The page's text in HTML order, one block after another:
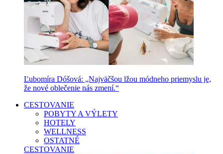
Ľubomíra Dóšová: „Najväčšou lžou módneho priemyslu je,
že nové oblečenie nás zmení.“
CESTOVANIE
POBYTY A VÝLETY
HOTELY
WELLNESS
OSTATNÉ
CESTOVANIE